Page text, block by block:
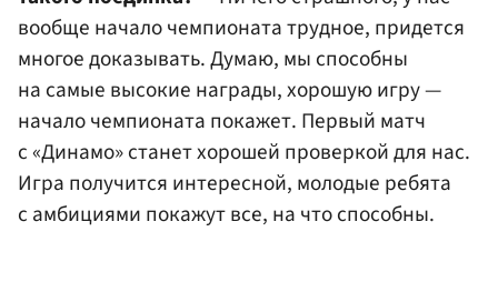
вообще начало чемпионата трудное, придется
многое доказывать. Думаю, мы способны
на самые высокие награды, хорошую игру —
начало чемпионата покажет. Первый матч
с «Динамо» станет хорошей проверкой для нас.
Игра получится интересной, молодые ребята
с амбициями покажут все, на что способны.